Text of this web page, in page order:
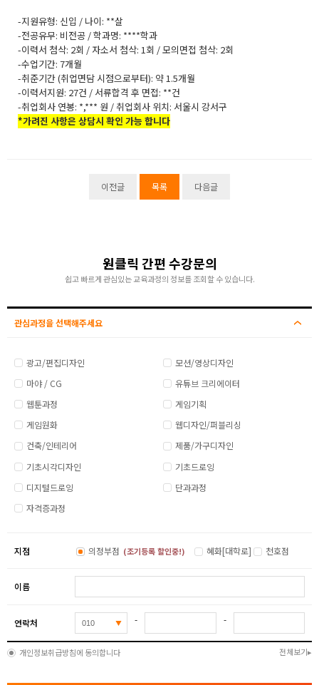
-지원유형: 신입 / 나이: **살
-전공유무: 비전공 / 학과명: ****학과
-이력서 첨삭: 2회 / 자소서 첨삭: 1회 / 모의면접 첨삭: 2회
-수업기간: 7개월
-취준기간 (취업면담 시점으로부터): 약 1.5개월
-이력서지원: 27건 / 서류합격 후 면접: **건
-취업회사 연봉: *,*** 원 / 취업회사 위치: 서울시 강서구
*가려진 사항은 상담시 확인 가능 합니다
이전글 목록 다음글
원클릭 간편 수강문의
쉽고 빠르게 관심있는 교육과정의 정보를 조회할 수 있습니다.
관심과정을 선택해주세요
광고/편집디자인
모션/영상디자인
마야 / CG
유튜브 크리에이터
웹툰과정
게임기획
게임원화
웹디자인/퍼블리싱
건축/인테리어
제품/가구디자인
기초시각디자인
기초드로잉
디지털드로잉
단과과정
자격증과정
지점 의정부점 (조기등록 할인중!) 혜화[대학로] 천호점
이름
연락처 - -
개인정보취급방침에 동의합니다 전체보기